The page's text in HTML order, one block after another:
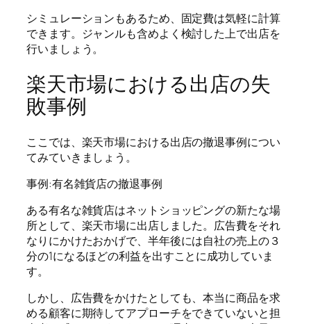
シミュレーションもあるため、固定費は気軽に計算
できます。ジャンルも含めよく検討した上で出店を
行いましょう。
楽天市場における出店の失
敗事例
ここでは、楽天市場における出店の撤退事例につい
てみていきましょう。
事例:有名雑貨店の撤退事例
ある有名な雑貨店はネットショッピングの新たな場
所として、楽天市場に出店しました。広告費をそれ
なりにかけたおかげで、半年後には自社の売上の３
分の1になるほどの利益を出すことに成功していま
す。
しかし、広告費をかけたとしても、本当に商品を求
める顧客に期待してアプローチをできていないと担